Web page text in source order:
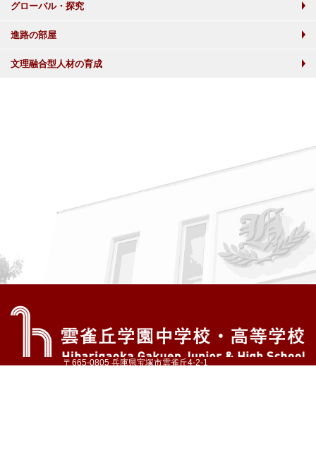
グローバル・探究
進路の部屋
文理融合型人材の育成
〒665-0805 兵庫県宝塚市雲雀丘4-2-1